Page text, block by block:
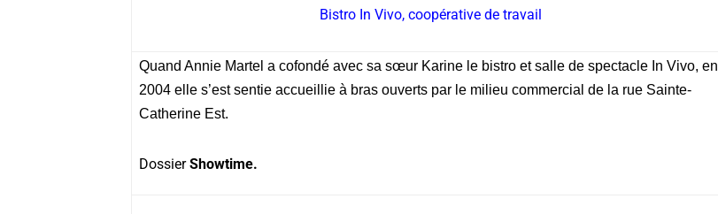
Bistro In Vivo, coopérative de travail
Quand Annie Martel a cofondé avec sa sœur Karine le bistro et salle de spectacle In Vivo, en
2004 elle s’est sentie accueillie à bras ouverts par le milieu commercial de la rue Sainte-
Catherine Est.
DossierShowtime.